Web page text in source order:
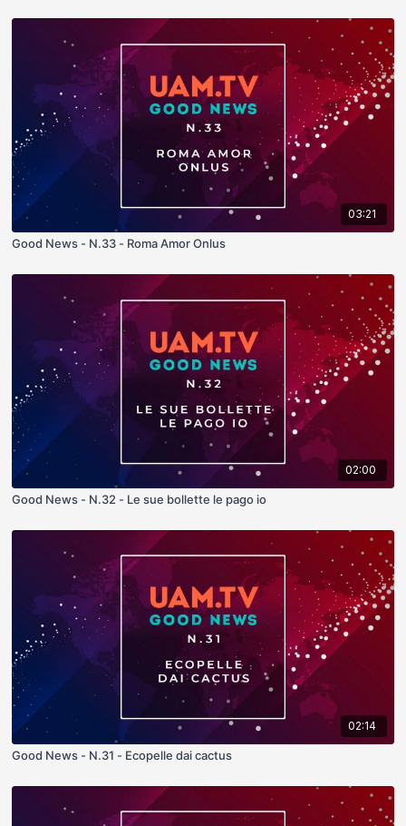
03:21
Good News - N.33 - Roma Amor Onlus
02:00
Good News - N.32 - Le sue bollette le pago io
02:14
Good News - N.31 - Ecopelle dai cactus